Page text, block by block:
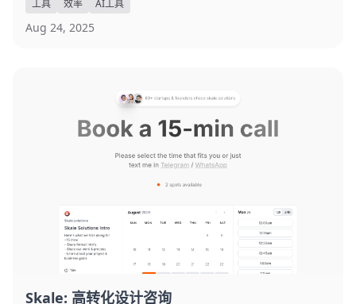
工具 效率 AI工具
Aug 24, 2025
Skale: 高转化设计咨询